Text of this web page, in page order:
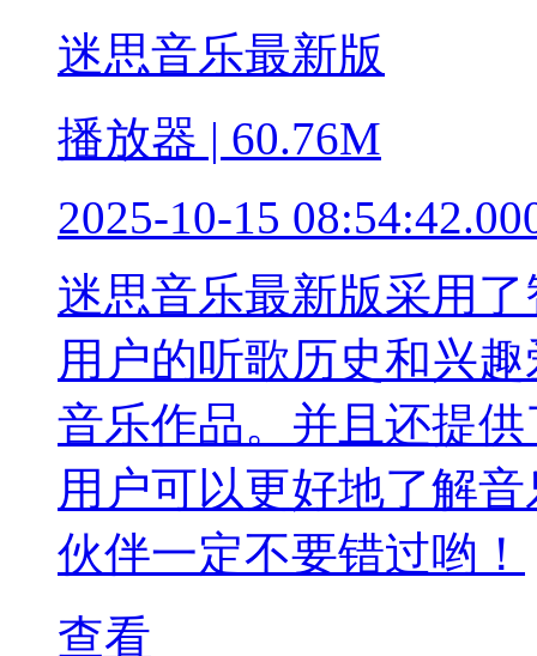
迷思音乐最新版
播放器 | 60.76M
2025-10-15
迷思音乐最新版采用
用户的听歌历史和兴
音乐作品。并且还提
用户可以更好地了解
伙伴一定不要错过哟！
查看